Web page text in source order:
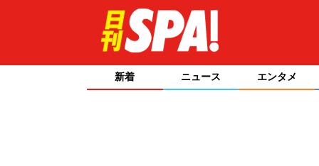
新着 ニュース エンタメ